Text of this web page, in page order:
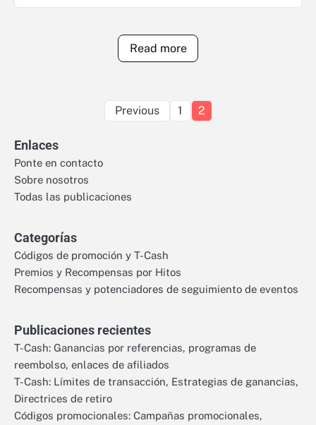
Read more
Posts
Previous 1 2
Enlaces
Ponte en contacto
Sobre nosotros
Todas las publicaciones
Categorías
Códigos de promoción y T-Cash
Premios y Recompensas por Hitos
Recompensas y potenciadores de seguimiento de eventos
Publicaciones recientes
T-Cash: Ganancias por referencias, programas de
reembolso, enlaces de afiliados
T-Cash: Límites de transacción, Estrategias de ganancias,
Directrices de retiro
Códigos promocionales: Campañas promocionales,